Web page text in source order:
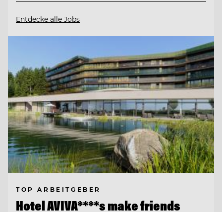
Entdecke alle Jobs
TOP ARBEITGEBER
Hotel AVIVA****s make friends